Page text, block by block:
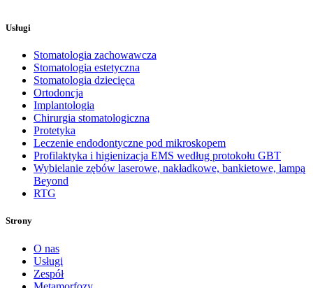
Usługi
Stomatologia zachowawcza
Stomatologia estetyczna
Stomatologia dziecięca
Ortodoncja
Implantologia
Chirurgia stomatologiczna
Protetyka
Leczenie endodontyczne pod mikroskopem
Profilaktyka i higienizacja EMS według protokołu GBT
Wybielanie zębów laserowe, nakładkowe, bankietowe, lampą
Beyond
RTG
Strony
O nas
Usługi
Zespół